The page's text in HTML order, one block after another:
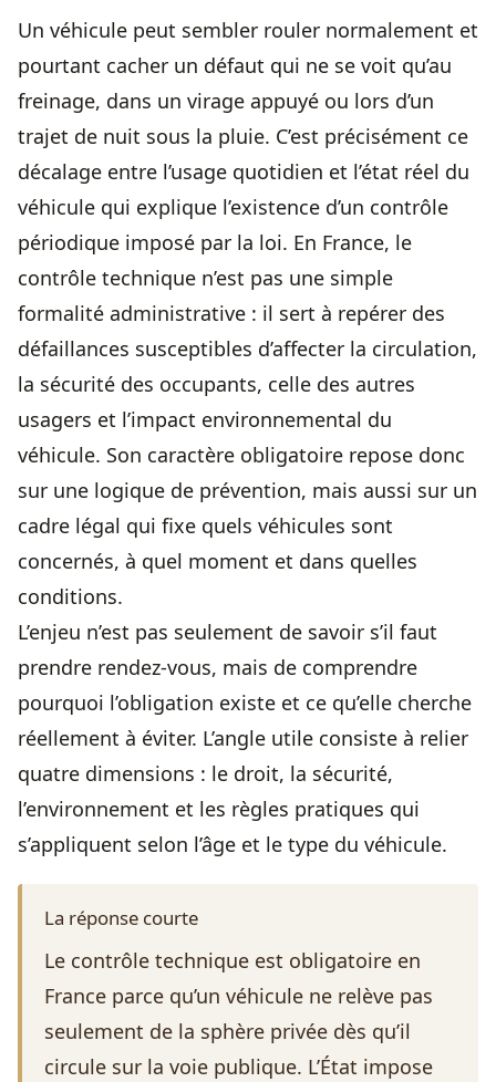
Un véhicule peut sembler rouler normalement et
pourtant cacher un défaut qui ne se voit qu’au
freinage, dans un virage appuyé ou lors d’un
trajet de nuit sous la pluie. C’est précisément ce
décalage entre l’usage quotidien et l’état réel du
véhicule qui explique l’existence d’un contrôle
périodique imposé par la loi. En France, le
contrôle technique n’est pas une simple
formalité administrative : il sert à repérer des
défaillances susceptibles d’affecter la circulation,
la sécurité des occupants, celle des autres
usagers et l’impact environnemental du
véhicule. Son caractère obligatoire repose donc
sur une logique de prévention, mais aussi sur un
cadre légal qui fixe quels véhicules sont
concernés, à quel moment et dans quelles
conditions.
L’enjeu n’est pas seulement de savoir s’il faut
prendre rendez-vous, mais de comprendre
pourquoi l’obligation existe et ce qu’elle cherche
réellement à éviter. L’angle utile consiste à relier
quatre dimensions : le droit, la sécurité,
l’environnement et les règles pratiques qui
s’appliquent selon l’âge et le type du véhicule.
La réponse courte
Le contrôle technique est obligatoire en
France parce qu’un véhicule ne relève pas
seulement de la sphère privée dès qu’il
circule sur la voie publique. L’État impose